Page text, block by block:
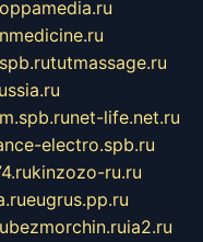
tutmassage.ru
net-life.net.ru
electro.spb.ru
kinzozo-ru.ru
eugrus.pp.ru
bezmorchin.ruia2.ru